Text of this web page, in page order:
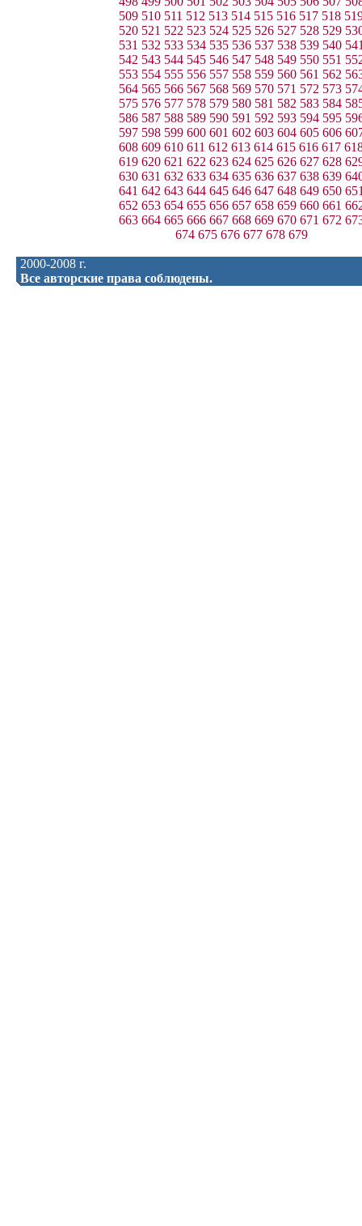
509 510 511 512 513 514 515 516 517 518
520 521 522 523 524 525 526 527 528 529
531 532 533 534 535 536 537 538 539 540
542 543 544 545 546 547 548 549 550 551
553 554 555 556 557 558 559 560 561 562
564 565 566 567 568 569 570 571 572 573
575 576 577 578 579 580 581 582 583 584
586 587 588 589 590 591 592 593 594 595
597 598 599 600 601 602 603 604 605 606
608 609 610 611 612 613 614 615 616 617
619 620 621 622 623 624 625 626 627 628
630 631 632 633 634 635 636 637 638 639
641 642 643 644 645 646 647 648 649 650
652 653 654 655 656 657 658 659 660 661
663 664 665 666 667 668 669 670 671 672
674 675 676 677 678 679
2000-2008 г.
Все авторские права соблюдены.